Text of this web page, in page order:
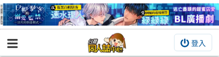
登入
BOOKY書集倉庫